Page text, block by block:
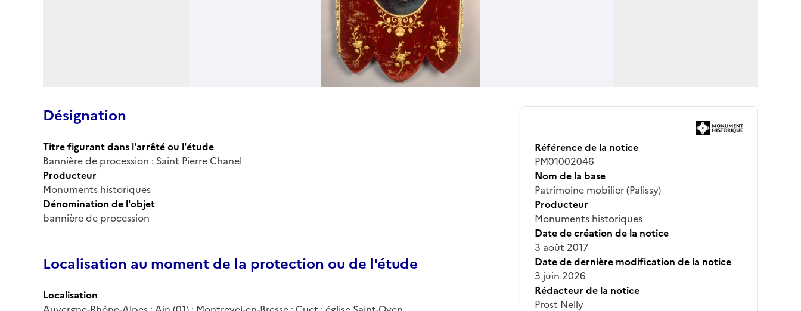
Désignation
Titre figurant dans l'arrêté ou l'étude
Bannière de procession : Saint Pierre Chanel
Producteur
Monuments historiques
Dénomination de l'objet
bannière de procession
Localisation au moment de la protection ou de l'étude
Localisation
Référence de la notice
PM01002046
Nom de la base
Patrimoine mobilier (Palissy)
Producteur
Monuments historiques
Date de création de la notice
3 août 2017
Date de dernière modification de la notice
3 juin 2026
Rédacteur de la notice
Prost Nelly